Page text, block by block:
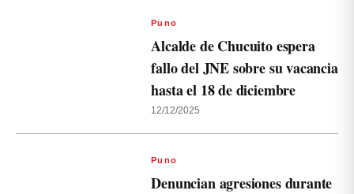
Puno
Alcalde de Chucuito espera
fallo del JNE sobre su vacancia
hasta el 18 de diciembre
12/12/2025
Puno
Denuncian agresiones durante